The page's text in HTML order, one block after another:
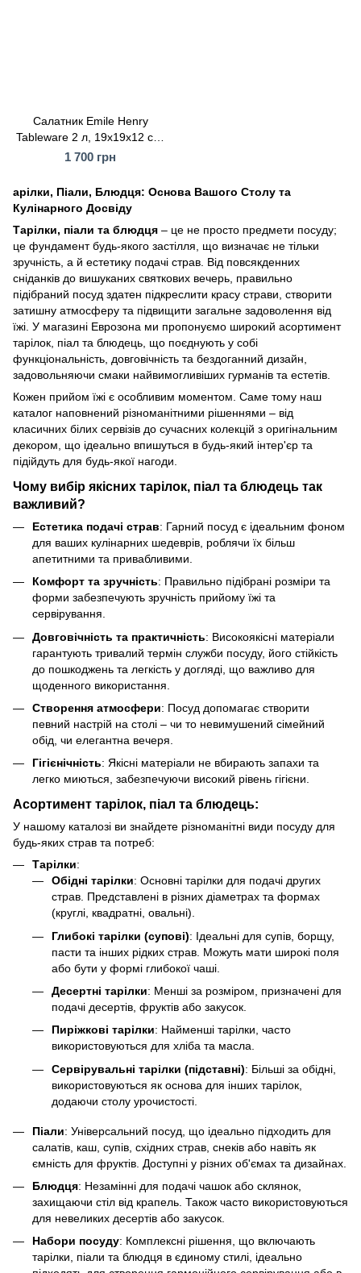
Салатник Emile Henry
Tableware 2 л, 19x19x12 см,
помаранчевий (766592)
1 700 грн
арілки, Піали, Блюдця: Основа Вашого Столу та
Кулінарного Досвіду
Тарілки, піали та блюдця – це не просто предмети посуду;
це фундамент будь-якого застілля, що визначає не тільки
зручність, а й естетику подачі страв. Від повсякденних
сніданків до вишуканих святкових вечерь, правильно
підібраний посуд здатен підкреслити красу страви, створити
затишну атмосферу та підвищити загальне задоволення від
їжі. У магазині Еврозона ми пропонуємо широкий асортимент
тарілок, піал та блюдець, що поєднують у собі
функціональність, довговічність та бездоганний дизайн,
задовольняючи смаки найвимогливіших гурманів та естетів.
Кожен прийом їжі є особливим моментом. Саме тому наш
каталог наповнений різноманітними рішеннями – від
класичних білих сервізів до сучасних колекцій з оригінальним
декором, що ідеально впишуться в будь-який інтер'єр та
підійдуть для будь-якої нагоди.
Чому вибір якісних тарілок, піал та блюдець так
важливий?
Естетика подачі страв: Гарний посуд є ідеальним фоном
для ваших кулінарних шедеврів, роблячи їх більш
апетитними та привабливими.
Комфорт та зручність: Правильно підібрані розміри та
форми забезпечують зручність прийому їжі та
сервірування.
Довговічність та практичність: Високоякісні матеріали
гарантують тривалий термін служби посуду, його стійкість
до пошкоджень та легкість у догляді, що важливо для
щоденного використання.
Створення атмосфери: Посуд допомагає створити
певний настрій на столі – чи то невимушений сімейний
обід, чи елегантна вечеря.
Гігієнічність: Якісні матеріали не вбирають запахи та
легко миються, забезпечуючи високий рівень гігієни.
Асортимент тарілок, піал та блюдець:
У нашому каталозі ви знайдете різноманітні види посуду для
будь-яких страв та потреб:
Тарілки:
Обідні тарілки: Основні тарілки для подачі других
страв. Представлені в різних діаметрах та формах
(круглі, квадратні, овальні).
Глибокі тарілки (супові): Ідеальні для супів, борщу,
пасти та інших рідких страв. Можуть мати широкі поля
або бути у формі глибокої чаші.
Десертні тарілки: Менші за розміром, призначені для
подачі десертів, фруктів або закусок.
Пиріжкові тарілки: Найменші тарілки, часто
використовуються для хліба та масла.
Сервірувальні тарілки (підставні): Більші за обідні,
використовуються як основа для інших тарілок,
додаючи столу урочистості.
Піали: Універсальний посуд, що ідеально підходить для
салатів, каш, супів, східних страв, снеків або навіть як
ємність для фруктів. Доступні у різних об'ємах та дизайнах.
Блюдця: Незамінні для подачі чашок або склянок,
захищаючи стіл від крапель. Також часто використовуються
для невеликих десертів або закусок.
Набори посуду: Комплексні рішення, що включають
тарілки, піали та блюдця в єдиному стилі, ідеально